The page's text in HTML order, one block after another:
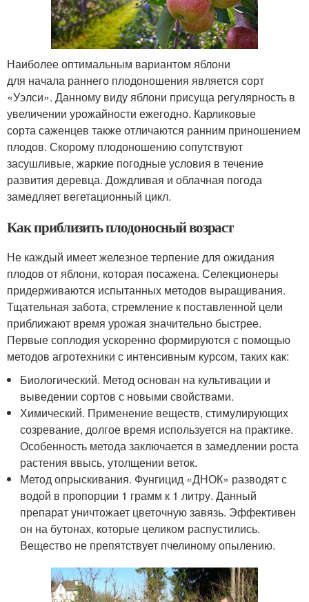
Наиболее оптимальным вариантом яблони
для начала раннего плодоношения является сорт
«Уэлси». Данному виду яблони присуща регулярность в
увеличении урожайности ежегодно. Карликовые
сорта саженцев также отличаются ранним приношением
плодов. Скорому плодоношению сопутствуют
засушливые, жаркие погодные условия в течение
развития деревца. Дождливая и облачная погода
замедляет вегетационный цикл.
Как приблизить плодоносный возраст
Не каждый имеет железное терпение для ожидания
плодов от яблони, которая посажена. Селекционеры
придерживаются испытанных методов выращивания.
Тщательная забота, стремление к поставленной цели
приближают время урожая значительно быстрее.
Первые соплодия ускоренно формируются с помощью
методов агротехники с интенсивным курсом, таких как:
Биологический. Метод основан на культивации и
выведении сортов с новыми свойствами.
Химический. Применение веществ, стимулирующих
созревание, долгое время используется на практике.
Особенность метода заключается в замедлении роста
растения ввысь, утолщении веток.
Метод опрыскивания. Фунгицид «ДНОК» разводят с
водой в пропорции 1 грамм к 1 литру. Данный
препарат уничтожает цветочную завязь. Эффективен
он на бутонах, которые целиком распустились.
Вещество не препятствует пчелиному опылению.